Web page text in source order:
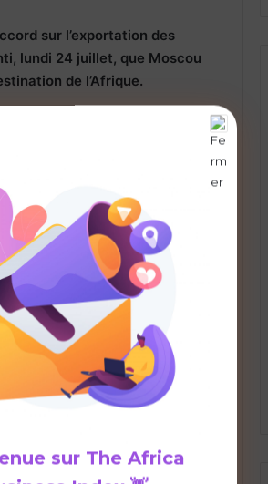
sur l’exportation des
lundi 24 juillet, que Moscou
de l’Afrique.
reprises, l’accord
agricoles ukrainiennes par
du 20 juillet. De fait,
de livraisons de céréales
ses propres exportations de
les exportations de céréales
l’alimentation en Afrique,
le 24 juillet dernier, que,
ses efforts
de produits
».
surThe Africa